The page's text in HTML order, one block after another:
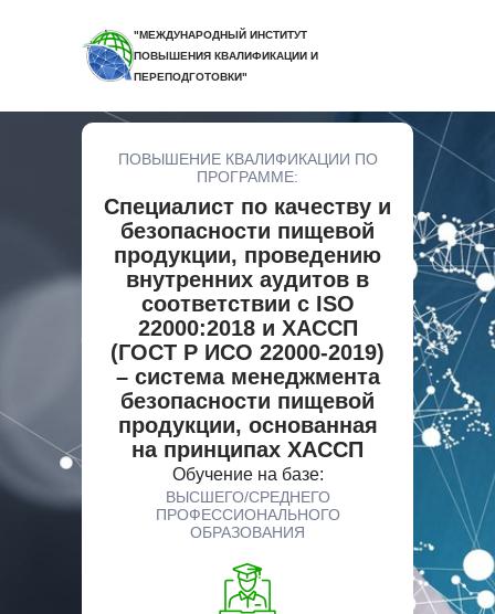
"МЕЖДУНАРОДНЫЙ ИНСТИТУТ
ПОВЫШЕНИЯ КВАЛИФИКАЦИИ И
ПЕРЕПОДГОТОВКИ"
ПОВЫШЕНИЕ КВАЛИФИКАЦИИ ПО
ПРОГРАММЕ:
Специалист по качеству и
безопасности пищевой
продукции, проведению
внутренних аудитов в
соответствии с ISO
22000:2018 и ХАССП
(ГОСТ Р ИСО 22000-2019)
– система менеджмента
безопасности пищевой
продукции, основанная
на принципах ХАССП
Обучение на базе:
ВЫСШЕГО/СРЕДНЕГО
ПРОФЕССИОНАЛЬНОГО
ОБРАЗОВАНИЯ